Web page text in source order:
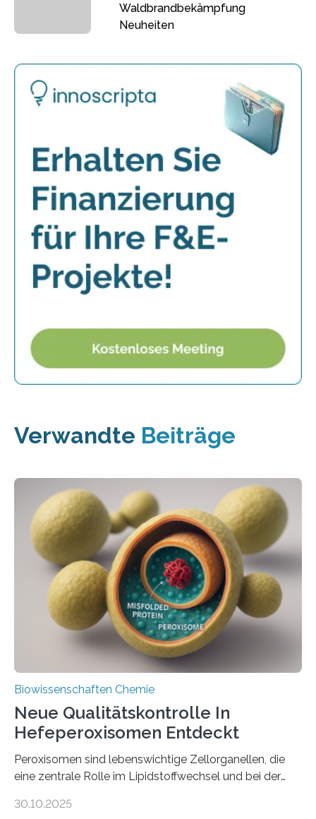
Waldbrandbekämpfung
Neuheiten
Verwandte Beiträge
Biowissenschaften Chemie
Neue Qualitätskontrolle In
Hefeperoxisomen Entdeckt
Peroxisomen sind lebenswichtige Zellorganellen, die
eine zentrale Rolle im Lipidstoffwechsel und bei der
erfüllen können, müssen zahlreiche Enzyme präzise in
30.10.2025